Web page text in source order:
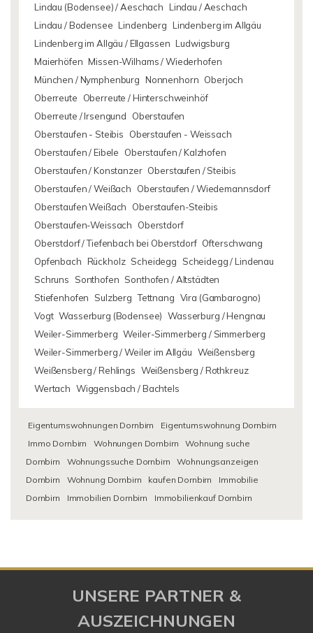
Lindau (Bodensee) / Aeschach Lindau / Aeschach
Lindau / Bodensee Lindenberg Lindenberg im Allgäu
Lindenberg im Allgäu / Ellgassen Ludwigsburg
Maierhöfen Missen-Wilhams / Wiederhofen
München / Nymphenburg Nonnenhorn Oberjoch
Oberreute
Oberreute / Hinterschweinhöf
Oberreute / Irsengund
Oberstaufen
Oberstaufen - Steibis
Oberstaufen - Weissach
Oberstaufen / Eibele
Oberstaufen / Kalzhofen
Oberstaufen / Konstanzer Oberstaufen / Steibis
Oberstaufen / Weißach
Oberstaufen / Wiedemannsdorf
Oberstaufen Weißach
Oberstaufen-Steibis
Oberstaufen-Weissach
Oberstdorf
Oberstdorf / Tiefenbach bei Oberstdorf Ofterschwang
Opfenbach Rückholz Scheidegg
Scheidegg / Lindenau
Schruns
Sonthofen Sonthofen / Altstädten
Stiefenhofen
Sulzberg Tettnang Vira (Gambarogno)
Vogt Wasserburg (Bodensee) Wasserburg / Hengnau
Weiler-Simmerberg Weiler-Simmerberg / Simmerberg
Weiler-Simmerberg / Weiler im Allgäu Weißensberg
Weißensberg / Rehlings Weißensberg / Rothkreuz
Wertach Wiggensbach / Bachtels
Eigentumswohnungen Dornbirn
Eigentumswohnung Dornbirn
Immo Dornbirn
Wohnungen Dornbirn
Wohnung suche
Dornbirn
Wohnungssuche Dornbirn
Wohnungsanzeigen
Dornbirn
Wohnung Dornbirn kaufen Dornbirn
Immobilie
Dornbirn
Immobilien Dornbirn Immobilienkauf Dornbirn
UNSERE PARTNER &
AUSZEICHNUNGEN